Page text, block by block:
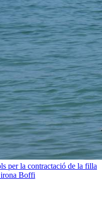
per la contractació de la filla
Boffi